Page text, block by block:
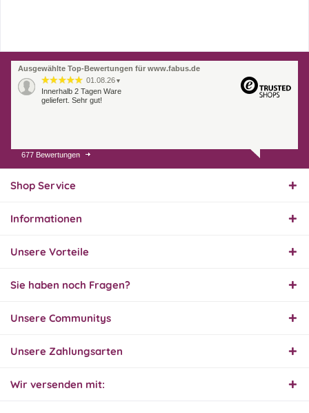
Ausgewählte Top-Bewertungen für www.fabus.de
01.08.26 ▼
Innerhalb 2 Tagen Ware
geliefert. Sehr gut!
31.07.26
Super schnelle Lieferung,
hervorragend. Gerne
30.07.26
677 Bewertungen
Shop Service
Informationen
Unsere Vorteile
Sie haben noch Fragen?
Unsere Communitys
Unsere Zahlungsarten
Wir versenden mit: